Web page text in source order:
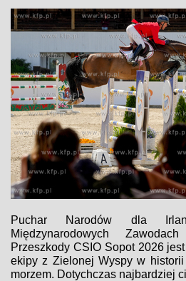
Puchar Narodów dla
Międzynarodowych
Przeszkody CSIO Sopot 2026
ekipy z Zielonej Wyspy w
morzem. Dotychczas najbardziej